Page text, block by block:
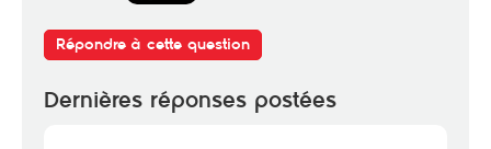
Répondre à cette question
Dernières réponses postées